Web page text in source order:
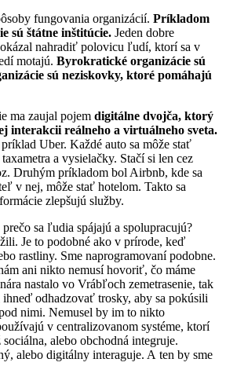
fungovania organizácií. Príkladom
sú štátne inštitúcie. Jeden dobre
nahradiť polovicu ľudí, ktorí sa v
motajú. Byrokratické organizácie sú
sú neziskovky, ktoré pomáhajú
ma zaujal pojem digitálne dvojča, ktorý
interakcii reálneho a virtuálneho sveta.
Uber. Každé auto sa môže stať
a vysielačky. Stačí si len cez
Druhým príkladom bol Airbnb, kde sa
v nej, môže stať hotelom. Takto sa
zlepšujú služby.
sa ľudia spájajú a spolupracujú?
Je to podobné ako v prírode, keď
rastliny. Sme naprogramovaní podobne.
ani nikto nemusí hovoriť, čo máme
nastalo vo Vrábľoch zemetrasenie, tak
odhadzovať trosky, aby sa pokúsili
nimi. Nemusel by im to nikto
v centralizovanom systéme, ktorí
alebo obchodná integruje.
alebo digitálny interaguje. A ten by sme